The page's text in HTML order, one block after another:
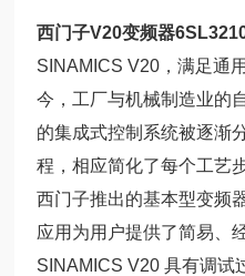
西门子V20变频器
SINAMICS V20，满足通
今，工厂与机械制造业的
的集成式控制系统被逐渐
程，相应简化了每个工艺
西门子推出的基本型变频
应用为用户提供了简易、
SINAMICS V20 具有调试